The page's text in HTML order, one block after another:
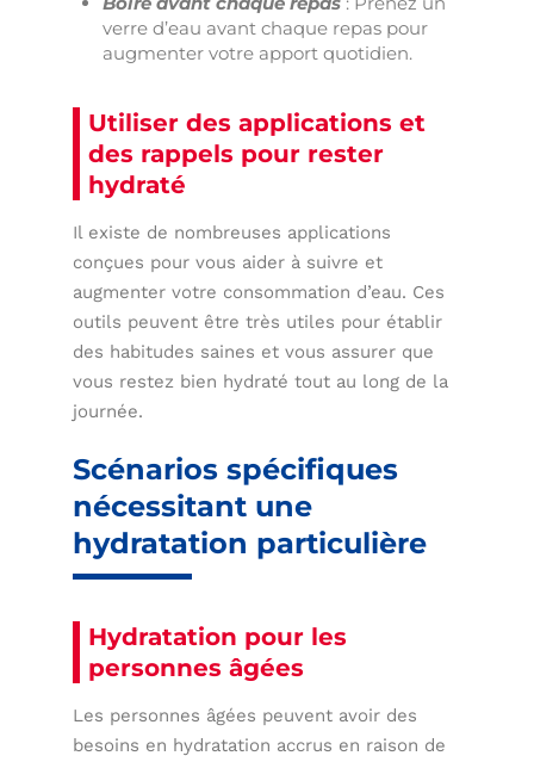
verre d’eau avant chaque repas pour
augmenter votre apport quotidien.
Utiliser des applications et
des rappels pour rester
hydraté
Il existe de nombreuses applications
conçues pour vous aider à suivre et
augmenter votre consommation d’eau. Ces
outils peuvent être très utiles pour établir
des habitudes saines et vous assurer que
vous restez bien hydraté tout au long de la
journée.
Scénarios spécifiques
nécessitant une
hydratation particulière
Hydratation pour les
personnes âgées
Les personnes âgées peuvent avoir des
besoins en hydratation accrus en raison de